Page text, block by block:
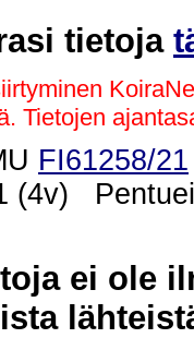
tietoja
Tietojen
FI61258/21
(4v)
ei ole